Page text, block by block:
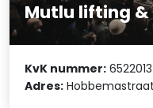
Mutlu lifting
KvK nummer:
Adres: Hobbemastraat